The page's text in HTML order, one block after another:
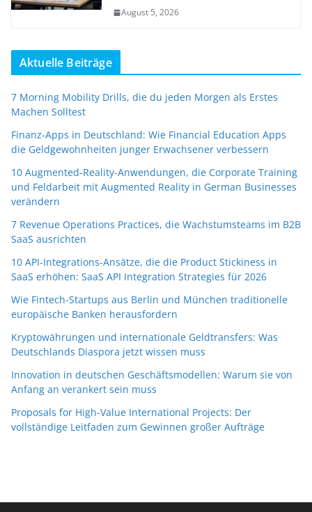
August 5, 2026
Aktuelle Beiträge
7 Morning Mobility Drills, die du jeden Morgen als Erstes
Machen Solltest
Finanz-Apps in Deutschland: Wie Financial Education Apps
die Geldgewohnheiten junger Erwachsener verbessern
10 Augmented-Reality-Anwendungen, die Corporate Training
und Feldarbeit mit Augmented Reality in German Businesses
verändern
7 Revenue Operations Practices, die Wachstumsteams im B2B
SaaS ausrichten
10 API-Integrations-Ansätze, die die Product Stickiness in
SaaS erhöhen: SaaS API Integration Strategies für 2026
Wie Fintech-Startups aus Berlin und München traditionelle
europäische Banken herausfordern
Kryptowährungen und internationale Geldtransfers: Was
Deutschlands Diaspora jetzt wissen muss
Innovation in deutschen Geschäftsmodellen: Warum sie von
Anfang an verankert sein muss
Proposals for High-Value International Projects: Der
vollständige Leitfaden zum Gewinnen großer Aufträge